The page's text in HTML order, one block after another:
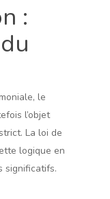
:
le
l’objet
La loi de
logique en
significatifs.